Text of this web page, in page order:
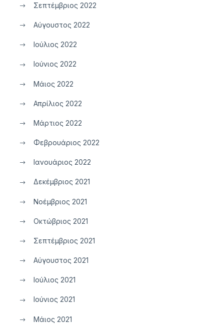
Σεπτέμβριος 2022
Αύγουστος 2022
Ιούλιος 2022
Ιούνιος 2022
Μάιος 2022
Απρίλιος 2022
Μάρτιος 2022
Φεβρουάριος 2022
Ιανουάριος 2022
Δεκέμβριος 2021
Νοέμβριος 2021
Οκτώβριος 2021
Σεπτέμβριος 2021
Αύγουστος 2021
Ιούλιος 2021
Ιούνιος 2021
Μάιος 2021